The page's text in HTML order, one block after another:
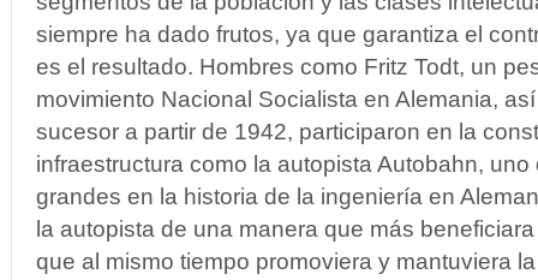
siempre ha dado frutos, ya que garantiza el
es el resultado. Hombres como Fritz Todt, un
movimiento Nacional Socialista en Alemania,
sucesor a partir de 1942, participaron en la
infraestructura como la autopista Autobahn,
grandes en la historia de la ingeniería en
la autopista de una manera que más
que al mismo tiempo promoviera y mantuviera